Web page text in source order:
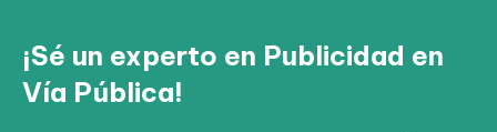
¡Sé un experto en Publicidad en
Vía Pública!